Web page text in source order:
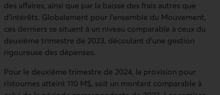
des affaires, ainsi que par la baisse des frais autres que
d'intérêts. Globalement pour l'ensemble du Mouvement,
ces derniers se situent à un niveau comparable à ceux du
deuxième trimestre de 2023, découlant d'une gestion
rigoureuse des dépenses.
Pour le deuxième trimestre de 2024, la provision pour
ristournes atteint 110 M$, soit un montant comparable à